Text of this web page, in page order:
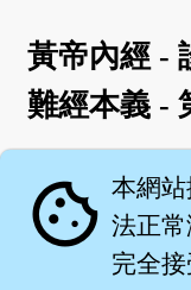
黃帝內經 -
難經本義 -
English
cookie 本網站
法正
完全